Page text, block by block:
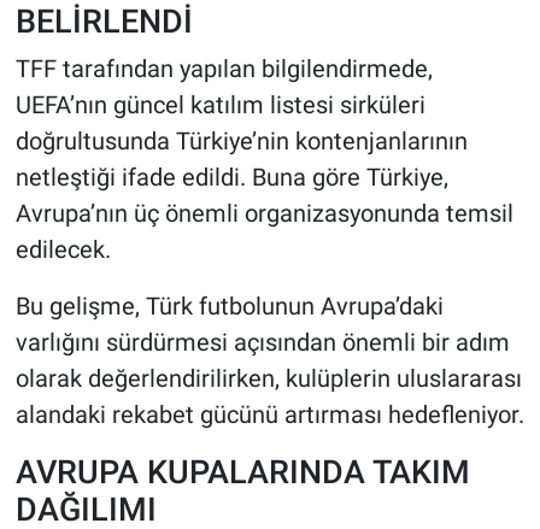
BELİRLENDİ
TFF tarafından yapılan bilgilendirmede,
UEFA’nın güncel katılım listesi sirküleri
doğrultusunda Türkiye’nin kontenjanlarının
netleştiği ifade edildi. Buna göre Türkiye,
Avrupa’nın üç önemli organizasyonunda temsil
edilecek.
Bu gelişme, Türk futbolunun Avrupa’daki
varlığını sürdürmesi açısından önemli bir adım
olarak değerlendirilirken, kulüplerin uluslararası
alandaki rekabet gücünü artırması hedefleniyor.
AVRUPA KUPALARINDA TAKIM
DAĞILIMI
Bilim, Teknoloji